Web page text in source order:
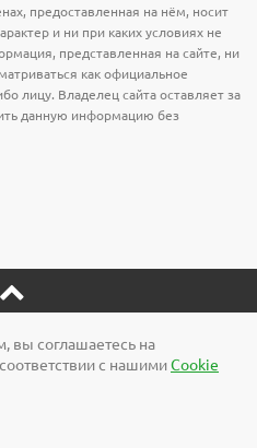
предоставленная на нём, носит
и ни при каких условиях не
представленная на сайте, ни
как официальное
лицу. Владелец сайта оставляет за
данную информацию без
вы соглашаетесь на
с нашимиCookiе